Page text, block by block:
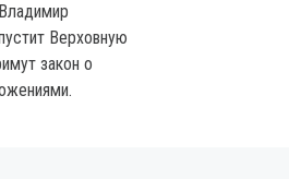
Верховную
закон о